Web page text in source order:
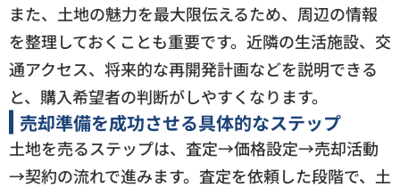
また、土地の魅力を最大限伝えるため、周辺の情報
を整理しておくことも重要です。近隣の生活施設、交
通アクセス、将来的な再開発計画などを説明できる
と、購入希望者の判断がしやすくなります。
売却準備を成功させる具体的なステップ
土地を売るステップは、査定→価格設定→売却活動
→契約の流れで進みます。査定を依頼した段階で、土